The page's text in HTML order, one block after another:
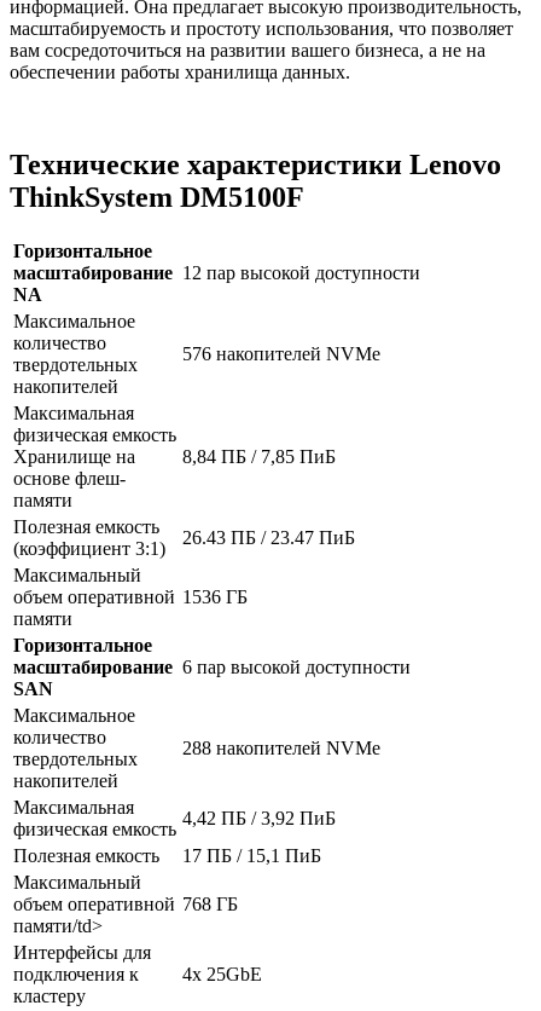
информацией. Она предлагает высокую производительность,
масштабируемость и простоту использования, что позволяет
вам сосредоточиться на развитии вашего бизнеса, а не на
обеспечении работы хранилища данных.
Технические характеристики Lenovo
ThinkSystem DM5100F
Горизонтальное
масштабирование
NA
12 пар высокой доступности
Максимальное
количество
твердотельных
накопителей
576 накопителей NVMe
Максимальная
физическая емкость
Хранилище на
основе флеш-
памяти
8,84 ПБ / 7,85 ПиБ
Полезная емкость
(коэффициент 3:1)
26.43 ПБ / 23.47 ПиБ
Максимальный
объем оперативной
памяти
1536 ГБ
Горизонтальное
масштабирование
SAN
6 пар высокой доступности
Максимальное
количество
твердотельных
накопителей
288 накопителей NVMe
Максимальная
физическая емкость
4,42 ПБ / 3,92 ПиБ
Полезная емкость
17 ПБ / 15,1 ПиБ
Максимальный
объем оперативной
памяти/td>
768 ГБ
Интерфейсы для
подключения к
кластеру
4x 25GbE